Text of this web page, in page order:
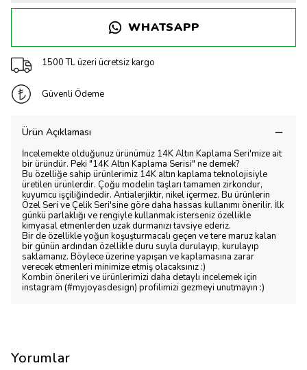
WHATSAPP
1500 TL üzeri ücretsiz kargo
Güvenli Ödeme
Ürün Açıklaması
İncelemekte olduğunuz ürünümüz 14K Altın Kaplama Seri'mize ait
bir üründür. Peki "14K Altın Kaplama Serisi" ne demek?
Bu özelliğe sahip ürünlerimiz 14K altın kaplama teknolojisiyle
üretilen ürünlerdir. Çoğu modelin taşları tamamen zirkondur,
kuyumcu işçiliğindedir. Antialerjiktir, nikel içermez. Bu ürünlerin
Özel Seri ve Çelik Seri'sine göre daha hassas kullanımı önerilir. İlk
günkü parlaklığı ve rengiyle kullanmak isterseniz özellikle
kimyasal etmenlerden uzak durmanızı tavsiye ederiz.
Bir de özellikle yoğun koşuşturmacalı geçen ve tere maruz kalan
bir günün ardından özellikle duru suyla durulayıp, kurulayıp
saklamanız. Böylece üzerine yapışan ve kaplamasına zarar
verecek etmenleri minimize etmiş olacaksınız :)
Kombin önerileri ve ürünlerimizi daha detaylı incelemek için
instagram (#myjoyasdesign) profilimizi gezmeyi unutmayın :)
Yorumlar